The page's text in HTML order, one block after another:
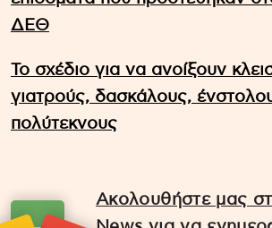
ΔΕΘ
Το σχέδιο για να ανοίξουν
γιατρούς, δασκάλους,
πολύτεκνους
Ακολουθήστε μας